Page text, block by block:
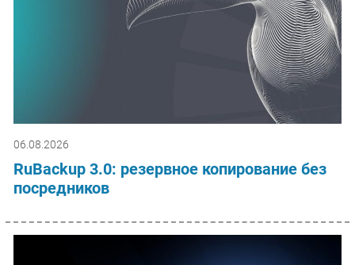
06.08.2026
RuBackup 3.0: резервное копирование без
посредников